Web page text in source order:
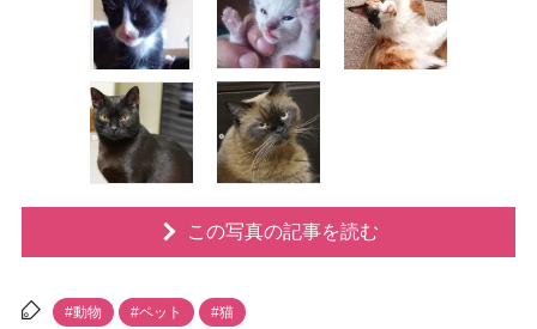
この写真の記事を読む
#動物 #ペット #猫